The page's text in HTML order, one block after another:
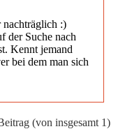
nachträglich :)
der Suche nach
Kennt jemand
bei dem man sich
(von insgesamt 1)